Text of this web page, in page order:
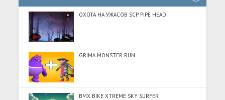
ОХОТА НА УЖАСОВ SCP PIPE HEAD
GRIMA MONSTER RUN
BMX BIKE XTREME SKY SURFER